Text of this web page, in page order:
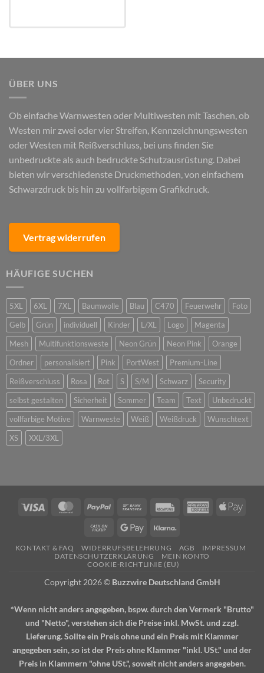
ÜBER UNS
Ob einfache Warnwesten oder Multiwesten mit Taschen, ob
Westen mir zwei oder vier Streifen, Kennzeichnungswesten
oder Westen mit Reißverschluss, bei uns finden Sie
unbedruckte als auch bedruckte Schutzausrüstung. Dabei
bieten wir verschiedenste Druckmethoden, von einfachem
Schwarzdruck bis hin zu vollfarbigem Grafikdruck.
Vertrag widerrufen
HÄUFIGE SUCHEN
5XL 6XL 7XL Baumwolle Blau C470 Feuerwehr
Foto
Gelb
Grün individuell Kinder L/XL Logo
Magenta
Mesh
Multifunktionsweste Neon Grün Neon Pink
Orange
Ordner
personalisiert Pink PortWest
Premium-Line
Reißverschluss
Rosa Rot S S/M Schwarz
Security
selbst gestalten
Sicherheit Sommer Team Text
Unbedruckt
vollfarbige Motive
Warnweste Weiß Weißdruck
Wunschtext
XS
XXL/3XL
Visa MasterCardPayPal
Bank
Rechung
AmericanApple
Cash
Pickup
Google
KONTAKT & FAQ WIDERRUFSBELEHRUNG AGB
IMPRESSUM
DATENSCHUTZERKLÄRUNG
MEIN KONTO
COOKIE-RICHTLINIE (EU)
Copyright 2026 © Buzzwire Deutschland GmbH
*Wenn nicht anders angegeben, bspw. durch den Vermerk "Brutto"
und "Netto", verstehen sich die Preise inkl. MwSt. und zzgl.
Lieferung. Sollte ein Preis ohne und ein Preis mit Klammer
angegeben sein, so ist der Preis ohne Klammer "inkl. USt." und der
Preis in Klammern "ohne USt.", soweit nicht anders angegeben.